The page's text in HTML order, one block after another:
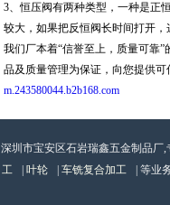
3、恒压阀有两种类型，一种是正
较大，如果把反恒阀长时间打开，
我们厂本着“信誉至上，质量可靠
品及质量管理为保证，向您提供可
m.243580044.b2b168.com
深圳市宝安区石岩瑞鑫五金制品厂,
工
叶轮 车铣复合加工 | 等业